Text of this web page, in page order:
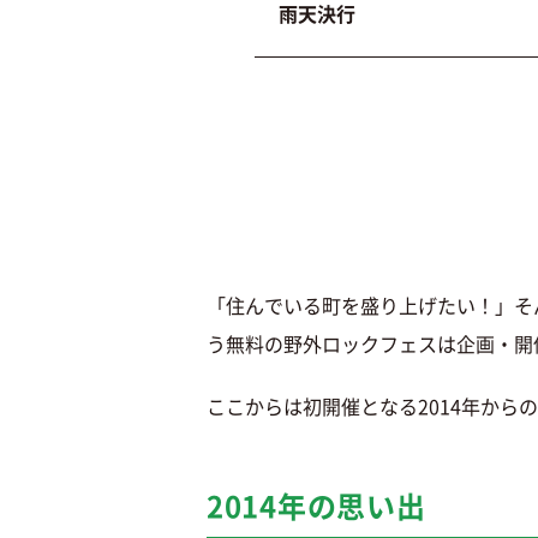
雨天決行
「住んでいる町を盛り上げたい！」
う無料の野外ロックフェスは企画・
ここからは初開催となる2014年から
2014年の思い出